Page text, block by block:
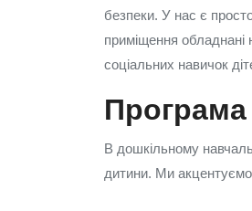
безпеки. У нас є
приміщення обладнані
соціальних навичок
В дошкільному
дитини. Ми акцентуємо